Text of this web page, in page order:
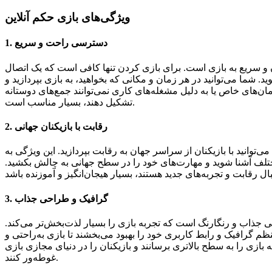
ویژگی‌های بازی حکم آنلاین
1. دسترسی راحت و سریع
سریع به بازی است. برای بازی کردن تنها کافی است که یک اتصال
شما می‌توانید در هر زمان و مکانی که بخواهید، به بازی بپردازید و
خاص یا به دلیل مشغله‌های کاری نمی‌توانند جمع‌های دوستانه
تشکیل دهند، بسیار مناسب است.
2. رقابت با بازیکنان جهانی
با بازیکنان از سراسر جهان به رقابت بپردازید. این ویژگی به
آشنا شوید و مهارت‌های خود را در سطح جهانی به چالش بکشید.
3. گرافیک و طراحی جذاب
جذاب و رنگارنگ است که تجربه بازی را بسیار لذت‌بخش‌تر می‌کند.
گرافیک و رابط کاربری خود را بهبود می‌بخشند تا بازی به‌راحتی و
را به سطح بالاتری برسانند و بازیکنان را در دنیای مجازی بازی
غوطه‌ور کنند.